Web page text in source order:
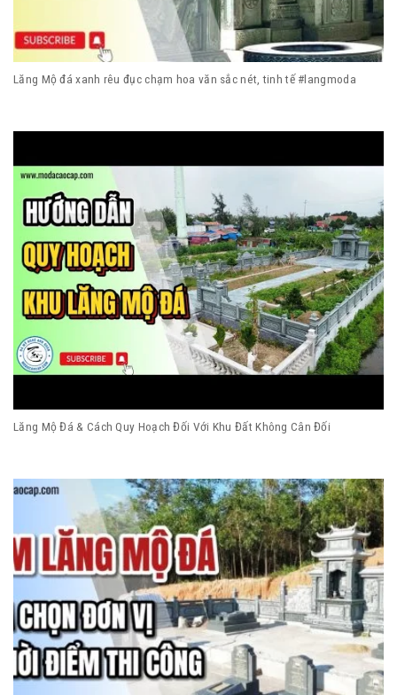
Lăng Mộ đá xanh rêu đục chạm hoa văn sắc nét, tinh tế #langmoda
Lăng Mộ Đá & Cách Quy Hoạch Đối Với Khu Đất Không Cân Đối